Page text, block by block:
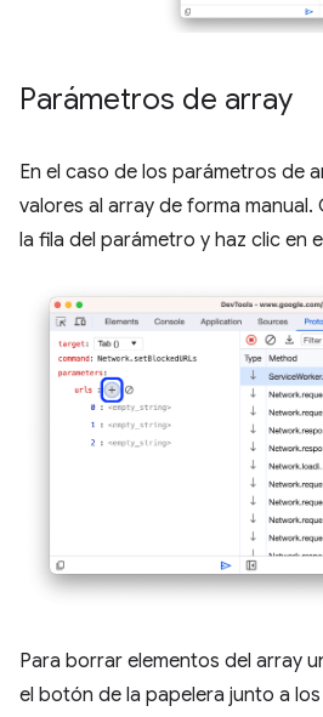
Parámetros de array
En el caso de los parámetros de
valores al array de forma
la fila del parámetro y haz clic en
Para borrar elementos del array
el botón de la papelera junto a